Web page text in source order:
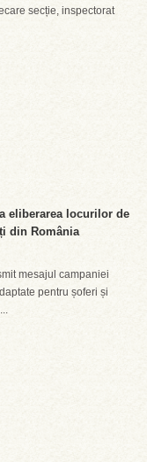
secție, inspectorat
eliberarea locurilor de
din România
mesajul campaniei
pentru șoferi și